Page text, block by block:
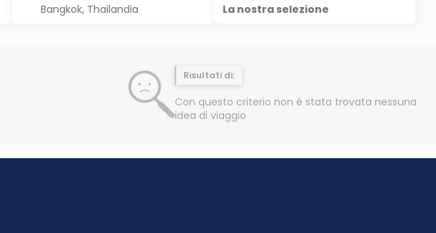
La nostra selezione
Risultati di:
Con questo criterio non è stata trovata nessuna
idea di viaggio